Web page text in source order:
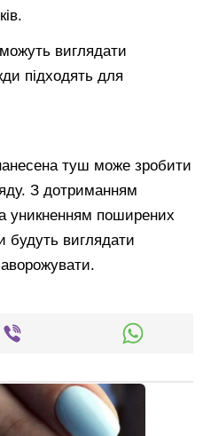
виглядати
підходять для
туш може зробити
З дотриманням
уникненням поширених
будуть виглядати